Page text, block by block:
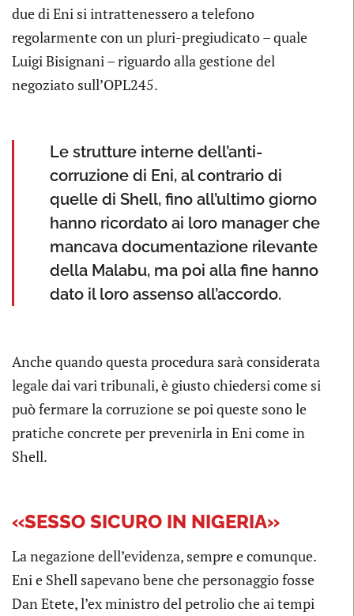
due di Eni si intrattenessero a telefono
regolarmente con un pluri-pregiudicato – quale
Luigi Bisignani – riguardo alla gestione del
negoziato sull’OPL245.
Le strutture interne dell’anti-
corruzione di Eni, al contrario di
quelle di Shell, fino all’ultimo giorno
hanno ricordato ai loro manager che
mancava documentazione rilevante
della Malabu, ma poi alla fine hanno
dato il loro assenso all’accordo.
Anche quando questa procedura sarà considerata
legale dai vari tribunali, è giusto chiedersi come si
può fermare la corruzione se poi queste sono le
pratiche concrete per prevenirla in Eni come in
Shell.
«SESSO SICURO IN NIGERIA»
La negazione dell’evidenza, sempre e comunque.
Eni e Shell sapevano bene che personaggio fosse
Dan Etete, l’ex ministro del petrolio che ai tempi